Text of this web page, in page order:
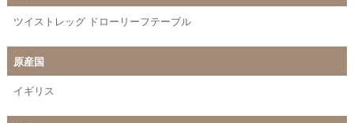
ツイストレッグ ドローリーフテーブル
原産国
イギリス